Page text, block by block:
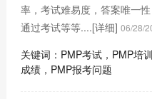
率，考试难易度，答案唯一
通过考试等等....[详细] 06/28/
关键词：PMP考试，PMP培
成绩，PMP报考问题